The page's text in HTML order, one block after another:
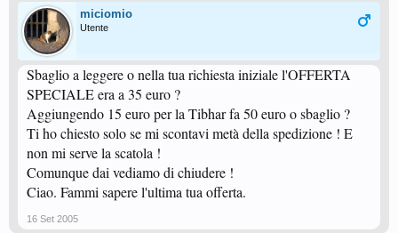
miciomio
Utente
Sbaglio a leggere o nella tua richiesta iniziale l'OFFERTA
SPECIALE era a 35 euro ?
Aggiungendo 15 euro per la Tibhar fa 50 euro o sbaglio ?
Ti ho chiesto solo se mi scontavi metà della spedizione ! E
non mi serve la scatola !
Comunque dai vediamo di chiudere !
Ciao. Fammi sapere l'ultima tua offerta.
16 Set 2005